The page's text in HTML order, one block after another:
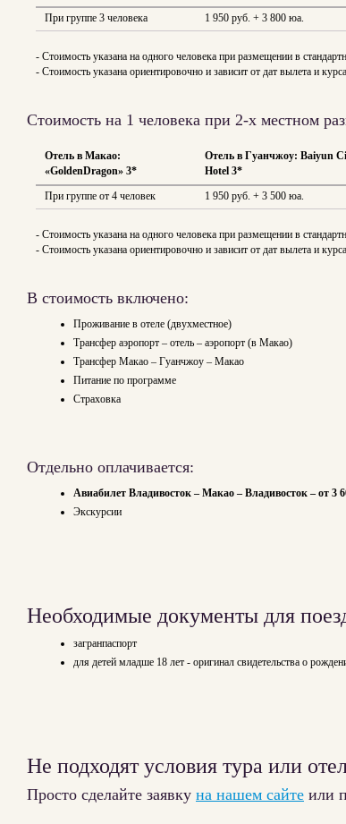
При группе 3 человека
1 950 руб. + 3 800 юа.
- Стоимость указана на одного человека при размещении в
- Стоимость указана ориентировочно и зависит от дат вылета и
Стоимость на 1 человека при 2-х местном
Отель в Макао:
«GoldenDragon» 3*
Отель в Гуанчжоу: Baiyun
Hotel 3*
При группе от 4 человек
1 950 руб. + 3 500 юа.
- Стоимость указана на одного человека при размещении в
- Стоимость указана ориентировочно и зависит от дат вылета и
В стоимость включено:
Проживание в отеле (двухместное)
Трансфер аэропорт – отель – аэропорт (в Макао)
Трансфер Макао – Гуанчжоу – Макао
Питание по программе
Страховка
Отдельно оплачивается:
Авиабилет Владивосток – Макао – Владивосток – от 3
Экскурсии
Необходимые документы для
загранпаспорт
для детей младше 18 лет - оригинал свидетельства о
Не подходят условия тура или
Просто сделайте заявку на нашем сайте или